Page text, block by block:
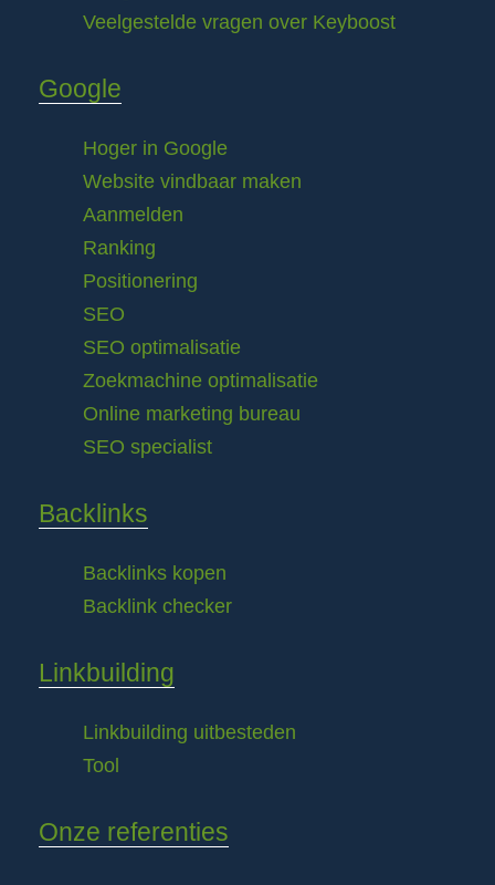
Veelgestelde vragen over Keyboost
Google
Hoger in Google
Website vindbaar maken
Aanmelden
Ranking
Positionering
SEO
SEO optimalisatie
Zoekmachine optimalisatie
Online marketing bureau
SEO specialist
Backlinks
Backlinks kopen
Backlink checker
Linkbuilding
Linkbuilding uitbesteden
Tool
Onze referenties